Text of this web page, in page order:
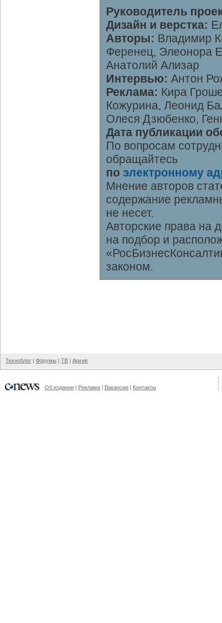
Руководитель
Дизайн и верстка:
Авторы: Владимир
Ференец, Элеонора
Анатолий Ализар
Интервью: Антон
Реклама: Кира
Кожурина, Леонид
Олеся Дзюбенко,
Дата публикации
По вопросам
обращайтесь
по электронному
Мнение авторов
содержание
не несет.
Авторские права на
на подбор и
законом.
Техноблог | Форумы | ТВ | Архив
Об издании | Реклама | Вакансии | Контакты